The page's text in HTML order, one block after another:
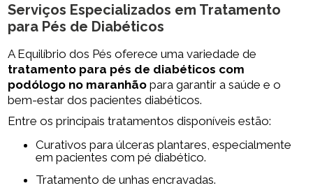
Serviços Especializados em Tratamento
para Pés de Diabéticos
A Equilíbrio dos Pés oferece uma variedade de
tratamento para pés de diabéticos com
podólogo no maranhão para garantir a saúde e o
bem-estar dos pacientes diabéticos.
Entre os principais tratamentos disponíveis estão:
Curativos para úlceras plantares, especialmente
em pacientes com pé diabético.
Tratamento de unhas encravadas.